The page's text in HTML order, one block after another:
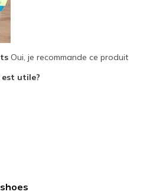
Oui, je recommande ce produit
est utile?